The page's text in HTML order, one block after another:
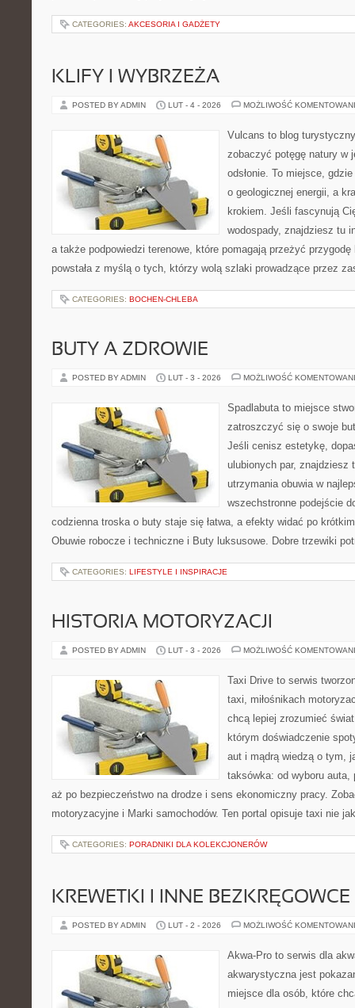
CATEGORIES: AKCESORIA I GADŻETY
KLIFY I WYBRZEŻA
POSTED BY ADMIN LUT - 4 - 2026 MOŻLIWOŚĆ
Vulcans to blog
zobaczyć potęgę natury w
odsłonie. To miejsce,
o geologicznej energii, a
krokiem. Jeśli fascynują
wodospady, znajdziesz tu
a także podpowiedzi terenowe, które pomagają przeżyć
powstała z myślą o tych, którzy wolą szlaki prowadzące przez
CATEGORIES: BOCHEN-CHLEBA
BUTY A ZDROWIE
POSTED BY ADMIN LUT - 3 - 2026 MOŻLIWOŚĆ
Spadlabuta to miejsce
zatroszczyć się o swoje
Jeśli cenisz estetykę,
ulubionych par, znajdziesz
utrzymania obuwia w
wszechstronne podejście
codzienna troska o buty staje się łatwa, a efekty widać po
Obuwie robocze i techniczne i Buty luksusowe. Dobre trzewiki
CATEGORIES: LIFESTYLE I INSPIRACJE
HISTORIA MOTORYZACJI
POSTED BY ADMIN LUT - 3 - 2026 MOŻLIWOŚĆ
Taxi Drive to serwis
taxi, miłośnikach
chcą lepiej zrozumieć
którym doświadczenie
aut i mądrą wiedzą o tym,
taksówka: od wyboru
aż po bezpieczeństwo na drodze i sens ekonomiczny pracy.
motoryzacyjne i Marki samochodów. Ten portal opisuje taxi nie
CATEGORIES: PORADNIKI DLA KOLEKCJONERÓW
KREWETKI I INNE BEZKRĘGOWCE
POSTED BY ADMIN LUT - 2 - 2026 MOŻLIWOŚĆ
Akwa-Pro to serwis dla
akwarystyczna jest
miejsce dla osób, które